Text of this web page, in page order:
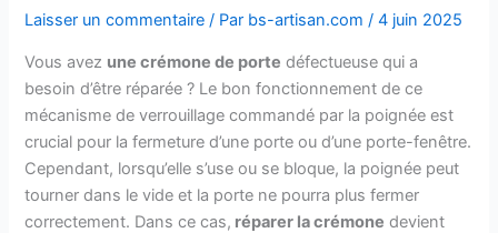
Laisser un commentaire / Par bs-artisan.com/4 juin 2025
Vous avez une crémone de porte défectueuse qui a
besoin d’être réparée ? Le bon fonctionnement de ce
mécanisme de verrouillage commandé par la poignée est
crucial pour la fermeture d’une porte ou d’une porte-fenêtre.
Cependant, lorsqu’elle s’use ou se bloque, la poignée peut
tourner dans le vide et la porte ne pourra plus fermer
correctement. Dans ce cas, réparer la crémone devient